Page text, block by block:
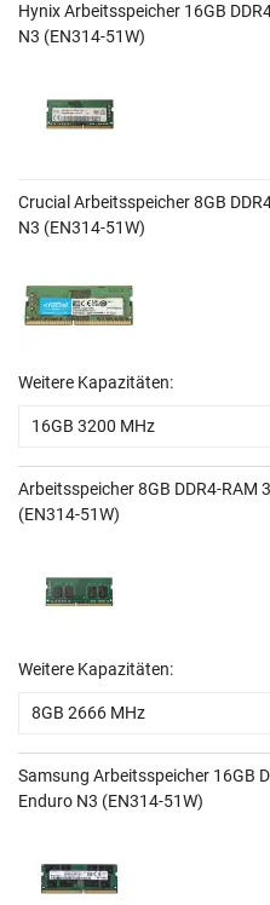
Hynix Arbeitsspeicher 16GB
N3 (EN314-51W)
Crucial Arbeitsspeicher 8GB
N3 (EN314-51W)
Weitere Kapazitäten:
16GB 3200 MHz
Arbeitsspeicher 8GB DDR4-RAM
(EN314-51W)
Weitere Kapazitäten:
8GB 2666 MHz
Samsung Arbeitsspeicher 16GB
Enduro N3 (EN314-51W)